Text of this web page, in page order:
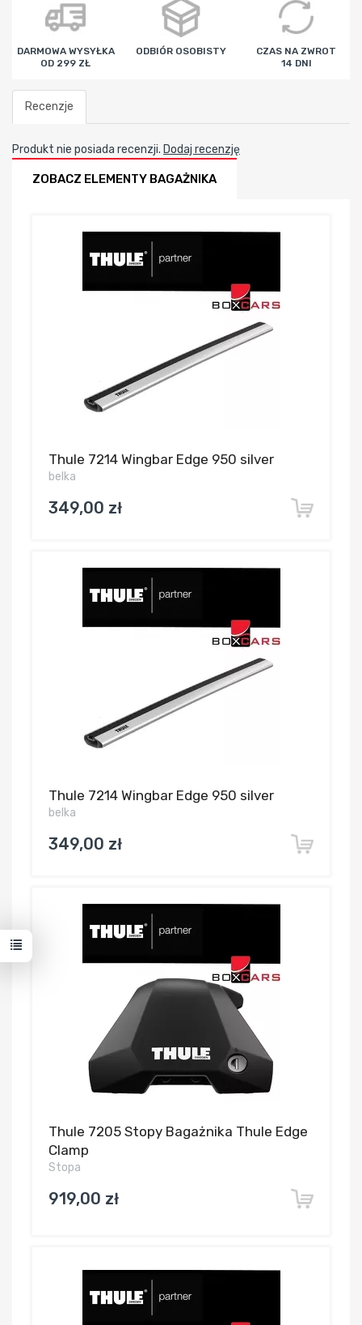
godz min
DARMOWA WYSYŁKA
OD 299 ZŁ
ODBIÓR OSOBISTY
CZAS NA ZWROT
14 DNI
Recenzje
Produkt nie posiada recenzji. Dodaj recenzję
ZOBACZ ELEMENTY BAGAŻNIKA
Thule 7214 Wingbar Edge 950 silver
belka
349,00 zł
Thule 7214 Wingbar Edge 950 silver
belka
349,00 zł
Thule 7205 Stopy Bagażnika Thule Edge
Clamp
Stopa
919,00 zł